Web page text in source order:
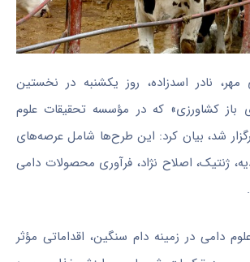
مهر، نادر اسدزاده، روز یکشنبه در نخستین
باز کشاورزی» که در مؤسسه تحقیقات علوم
شد، بیان کرد: این طرح‌ها شامل عرصه‌های
ژنتیک، اصلاح نژاد، فرآوری محصولات دامی
دامی در زمینه دام سنگین، اقداماتی مؤثر